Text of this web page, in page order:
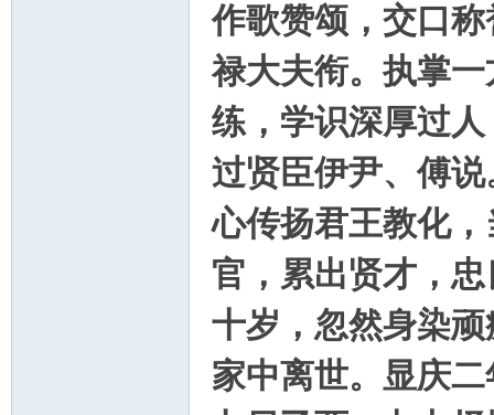
作歌赞颂，交口
禄大夫衔。执掌
练，学识深厚过
过贤臣伊尹、傅
心传扬君王教化
官，累出贤才，
十岁，忽然身染
家中离世。显庆